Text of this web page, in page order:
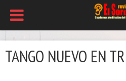
TANGO NUEVO EN